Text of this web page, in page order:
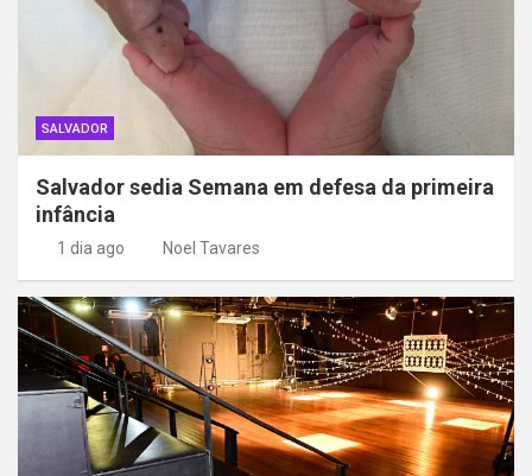
SALVADOR
Salvador sedia Semana em defesa da primeira
infância
1 dia ago Noel Tavares